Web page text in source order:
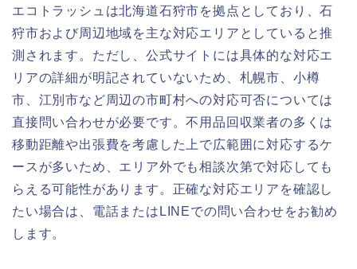
エコトラッシュは北海道石狩市を拠点としており、石
狩市および周辺地域を主な対応エリアとしていると推
測されます。ただし、公式サイトには具体的な対応エ
リアの詳細が明記されていないため、札幌市、小樽
市、江別市など周辺の市町村への対応可否については
直接問い合わせが必要です。不用品回収業者の多くは
移動距離や出張費を考慮した上で広範囲に対応するケ
ースが多いため、エリア外でも相談次第で対応しても
らえる可能性があります。正確な対応エリアを確認し
たい場合は、電話またはLINEでの問い合わせをお勧め
します。